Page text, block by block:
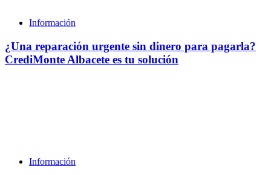
Información
¿Una reparación urgente sin dinero para pagarla?
CrediMonte Albacete es tu solución
Información